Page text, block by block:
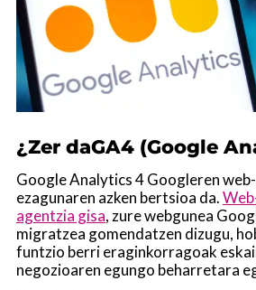
¿Zer daGA4 (Google
Google Analytics 4 Googleren
ezagunaren azken bertsioa da.
agentzia gisa, zure webgunea
migratzea gomendatzen dizugu,
funtzio berri eraginkorragoak
negozioaren egungo beharretara